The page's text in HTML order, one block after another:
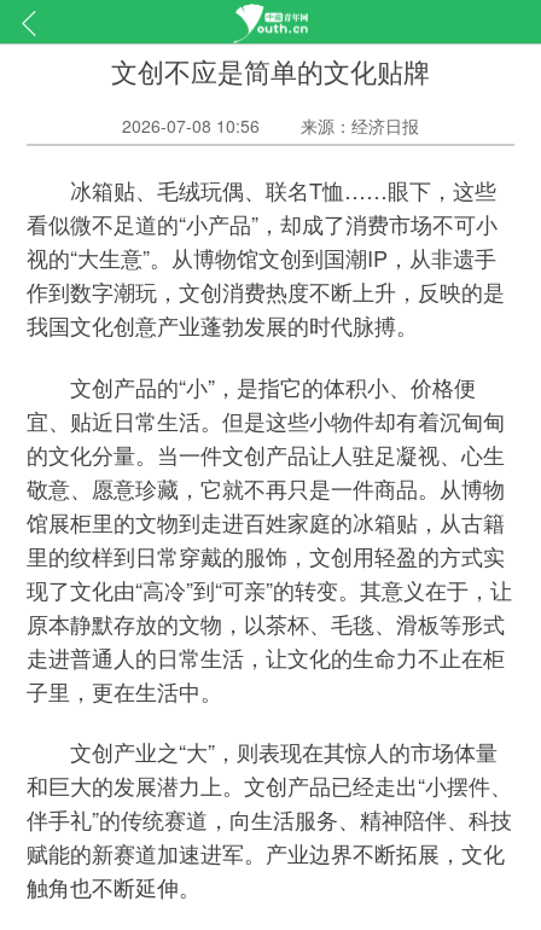
文创不应是简单的文化贴牌
2026-07-08 10:56 来源：经济日报
冰箱贴、毛绒玩偶、联名T恤……眼下，这些
看似微不足道的“小产品”，却成了消费市场不可小
视的“大生意”。从博物馆文创到国潮IP，从非遗手
作到数字潮玩，文创消费热度不断上升，反映的是
我国文化创意产业蓬勃发展的时代脉搏。
文创产品的“小”，是指它的体积小、价格便
宜、贴近日常生活。但是这些小物件却有着沉甸甸
的文化分量。当一件文创产品让人驻足凝视、心生
敬意、愿意珍藏，它就不再只是一件商品。从博物
馆展柜里的文物到走进百姓家庭的冰箱贴，从古籍
里的纹样到日常穿戴的服饰，文创用轻盈的方式实
现了文化由“高冷”到“可亲”的转变。其意义在于，让
原本静默存放的文物，以茶杯、毛毯、滑板等形式
走进普通人的日常生活，让文化的生命力不止在柜
子里，更在生活中。
文创产业之“大”，则表现在其惊人的市场体量
和巨大的发展潜力上。文创产品已经走出“小摆件、
伴手礼”的传统赛道，向生活服务、精神陪伴、科技
赋能的新赛道加速进军。产业边界不断拓展，文化
触角也不断延伸。